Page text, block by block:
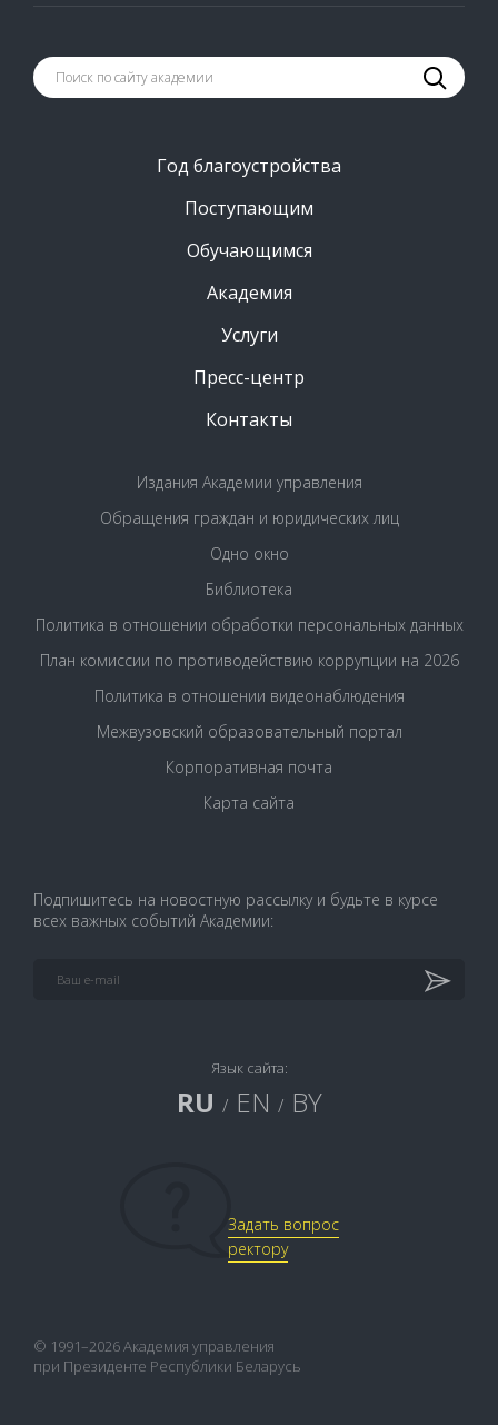
Год благоустройства
Поступающим
Обучающимся
Академия
Услуги
Пресс-центр
Контакты
Издания Академии управления
Обращения граждан и юридических лиц
Одно окно
Библиотека
Политика в отношении обработки персональных данных
План комиссии по противодействию коррупции на 2026
Политика в отношении видеонаблюдения
Межвузовский образовательный портал
Корпоративная почта
Карта сайта
Подпишитесь на новостную рассылку и будьте в курсе
всех важных событий Академии:
Язык сайта:
RU / EN / BY
Задать вопрос
ректору
© 1991–2026 Академия управления
при Президенте Республики Беларусь